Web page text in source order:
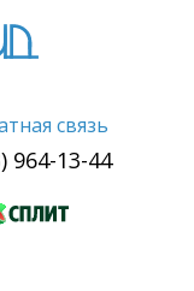
связь
964-13-44